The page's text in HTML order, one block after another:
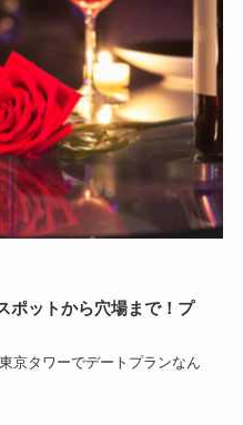
ポットから穴場まで！プ
京タワーでデートプランなん